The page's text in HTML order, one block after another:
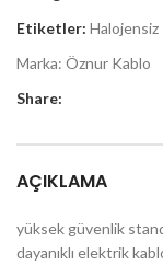
Etiketler: Halojensiz
Marka: Öznur Kablo
Share:
AÇIKLAMA
yüksek güvenlik
dayanıklı elektrik